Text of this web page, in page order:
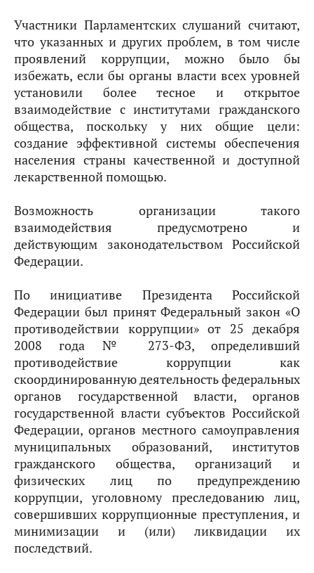
Участники Парламентских слушаний считают,
что указанных и других проблем, в том числе
проявлений коррупции, можно было бы
избежать, если бы органы власти всех уровней
установили более тесное и открытое
взаимодействие с институтами гражданского
общества, поскольку у них общие цели:
создание эффективной системы обеспечения
населения страны качественной и доступной
лекарственной помощью.
Возможность организации такого
взаимодействия предусмотрено и
действующим законодательством Российской
Федерации.
По инициативе Президента Российской
Федерации был принят Федеральный закон «О
противодействии коррупции» от 25 декабря
2008 года № 273-ФЗ, определивший
противодействие коррупции как
скоординированную деятельность федеральных
органов государственной власти, органов
государственной власти субъектов Российской
Федерации, органов местного самоуправления
муниципальных образований, институтов
гражданского общества, организаций и
физических лиц по предупреждению
коррупции, уголовному преследованию лиц,
совершивших коррупционные преступления, и
минимизации и (или) ликвидации их
последствий.